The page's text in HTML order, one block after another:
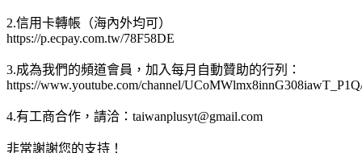
2.信用卡轉帳（海內外均可）
https://p.ecpay.com.tw/78F58DE
3.成為我們的頻道會員，加入每月自動贊助的行列：
https://www.youtube.com/channel/
4.有工商合作，請洽： taiwanplusyt@gmail.com
非常謝謝您的支持！